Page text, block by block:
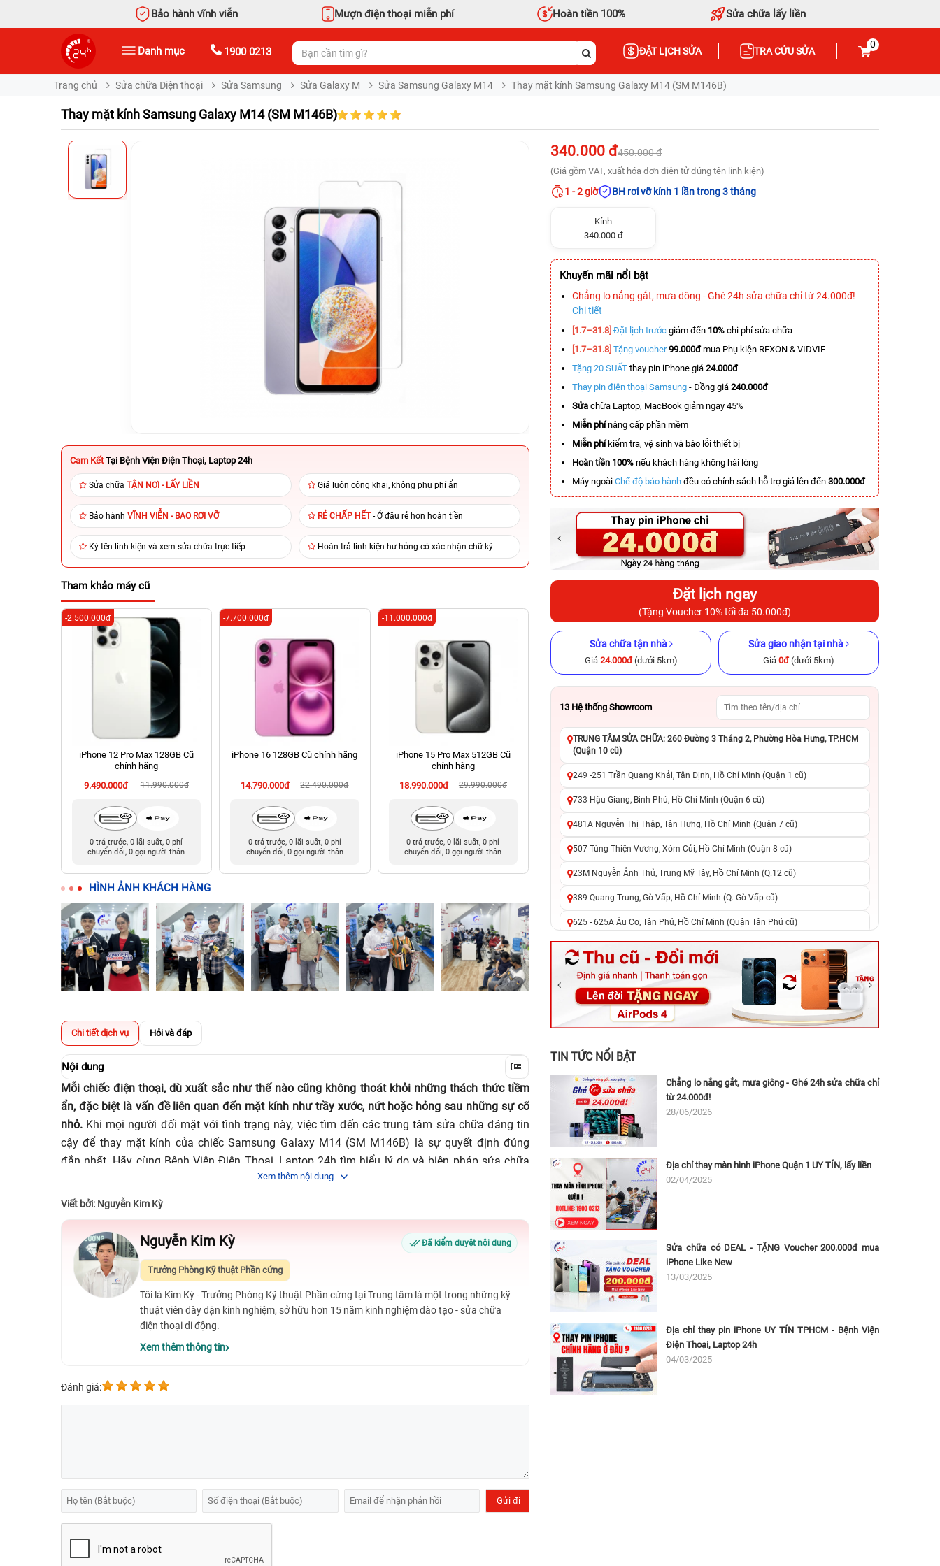
Bảo hành vĩnh viễn Mượn điện thoại miễn phí Hoàn tiền 100% Sửa chữa lấy liền
Danh mục 1900 0213 ĐẶT LỊCH SỬA TRA CỨU SỬA
0
Trang chủ Sửa chữa Điện thoại Sửa Samsung Sửa Galaxy M Sửa Samsung Galaxy M14 Thay mặt kính Samsung Galaxy M14 (SM M146B)
Thay mặt kính Samsung Galaxy M14 (SM M146B)
Cam Kết Tại Bệnh Viện Điện Thoại, Laptop 24h
Sửa chữa TẬN NƠI - LẤY LIỀN Giá luôn công khai, không phụ phí ẩn
Bảo hành VĨNH VIỄN - BAO RƠI VỠ RẺ CHẤP HẾT- Ở đâu rẻ hơn hoàn tiền
Ký tên linh kiện và xem sửa chữa trực tiếp Hoàn trả linh kiện hư hỏng có xác nhận chữ ký
Tham khảo máy cũ
iPhone 12 Pro Max 128GB Cũ
chính hãng
9.490.000đ
11.990.000đ
-2.500.000đ
0 trả trước, 0 lãi suất, 0 phí
chuyển đổi, 0 gọi người thân
iPhone 16 128GB Cũ chính hãng
14.790.000đ 22.490.000đ
-7.700.000đ
0 trả trước, 0 lãi suất, 0 phí
chuyển đổi, 0 gọi người thân
iPhone 15 Pro Max 512GB Cũ
chính hãng
18.990.000đ
29.990.000đ
-11.000.000đ
0 trả trước, 0 lãi suất, 0 phí
chuyển đổi, 0 gọi người thân
iPhone 13 Pro Max 128GB Cũ
chính hãng
9.490.000đ
14.990.000đ
-5.500.000đ
chuyển đổi, 0 gọi người thân
9.090.000đ 11.990.000đ
-2.900.000đ
chuyển đổi, 0 gọi người thân
-4.900.000đ
HÌNH ẢNH KHÁCH HÀNG
Chi tiết dịch vụ Hỏi và đáp
Nội dung
Mỗi chiếc điện thoại, dù xuất sắc như thế nào cũng không thoát khỏi những thách thức tiềm
ẩn, đặc biệt là vấn đề liên quan đến mặt kính như trầy xước, nứt hoặc hỏng sau những sự cố
nhỏ. Khi mọi người đối mặt với tình trạng này, việc tìm đến các trung tâm sửa chữa đáng tin
cậy để thay mặt kính của chiếc Samsung Galaxy M14 (SM M146B) là sự quyết định đúng
đắn nhất. Hãy cùng Bệnh Viện Điện Thoại, Laptop 24h tìm hiểu lý do và biện pháp sửa chữa
Thay mặt kính Samsung Galaxy M14 (SM M146B) uy tín, chất lượng tại TP. Hồ
Xem thêm nội dung
Viết bởi: Nguyễn Kim Kỳ
Nguyễn Kim Kỳ Đã kiểm duyệt nội dung
Trưởng Phòng Kỹ thuật Phần cứng
Tôi là Kim Kỳ - Trưởng Phòng Kỹ thuật Phần cứng tại Trung tâm là một trong những kỹ
thuật viên dày dặn kinh nghiệm, sở hữu hơn 15 năm kinh nghiệm đào tạo - sửa chữa
điện thoại di động.
Xem thêm thông tin
Đánh giá:
340.000 đ450.000 đ
(Giá gồm VAT, xuất hóa đơn điện tử đúng tên linh kiện)
1 - 2 giờ BH rơi vỡ kính 1 lần trong 3 tháng
Kính
340.000 đ
Khuyến mãi nổi bật
Chẳng lo nắng gắt, mưa dông - Ghé 24h sửa chữa chỉ từ 24.000đ!
Chi tiết
[1.7–31.8] Đặt lịch trước giảm đến 10% chi phí sửa chữa
[1.7–31.8] Tặng voucher 99.000đmua Phụ kiện REXON & VIDVIE
Tặng 20 SUẤT thay pin iPhone giá 24.000đ
Thay pin điện thoại Samsung - Đồng giá 240.000đ
Sửa chữa Laptop, MacBook giảm ngay 45%
Miễn phínâng cấp phần mềm
Miễn phíkiểm tra, vệ sinh và báo lỗi thiết bị
Hoàn tiền 100% nếu khách hàng không hài lòng
Máy ngoài Chế độ bảo hành đều có chính sách hỗ trợ giá lên đến 300.000đ
Đặt lịch ngay
(Tặng Voucher 10% tối đa 50.000đ)
Sửa chữa tận nhà
Giá 24.000đ(dưới 5km)
Sửa giao nhận tại nhà
Giá 0đ(dưới 5km)
13 Hệ thống Showroom
TRUNG TÂM SỬA CHỮA: 260 Đường 3 Tháng 2, Phường Hòa Hưng, TP.HCM
(Quận 10 cũ)
249 -251 Trần Quang Khải, Tân Định, Hồ Chí Minh (Quận 1 cũ)
733 Hậu Giang, Bình Phú, Hồ Chí Minh (Quận 6 cũ)
481A Nguyễn Thị Thập, Tân Hưng, Hồ Chí Minh (Quận 7 cũ)
507 Tùng Thiện Vương, Xóm Củi, Hồ Chí Minh (Quận 8 cũ)
23M Nguyễn Ảnh Thủ, Trung Mỹ Tây, Hồ Chí Minh (Q.12 cũ)
389 Quang Trung, Gò Vấp, Hồ Chí Minh (Q. Gò Vấp cũ)
625 - 625A Âu Cơ, Tân Phú, Hồ Chí Minh (Quận Tân Phú cũ)
326 Lê Văn Việt, Tăng Nhơn Phú, Hồ Chí Minh (Q.9 TP. Thủ Đức cũ)
256 Võ Văn Ngân, Thủ Đức, Hồ Chí Minh (Bình Thọ, TP. Thủ Đức Cũ)
70 Nguyễn An Ninh, Dĩ An, Hồ Chí Minh (Bình Dương Cũ)
24h Vũng Tàu: 162A Ba Cu, Vũng Tàu, Hồ Chí Minh (TP. Vũng Tàu cũ)
TIN TỨC NỔI BẬT
Chẳng lo nắng gắt, mưa giông - Ghé 24h sửa chữa chỉ
từ 24.000đ!
28/06/2026
Địa chỉ thay màn hình iPhone Quận 1 UY TÍN, lấy liền
02/04/2025
Sửa chữa có DEAL - TẶNG Voucher 200.000đ mua
iPhone Like New
13/03/2025
Địa chỉ thay pin iPhone UY TÍN TPHCM - Bệnh Viện
Điện Thoại, Laptop 24h
04/03/2025